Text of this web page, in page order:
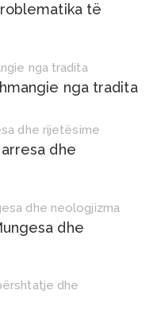
të
nga tradita
dhe
dhe